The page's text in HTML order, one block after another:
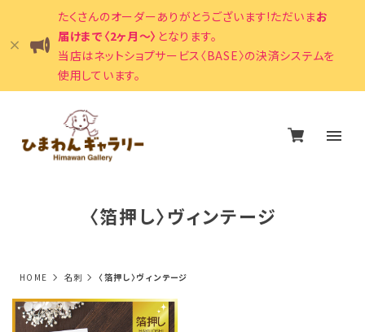
たくさんのオーダーありがとうございます!ただいまお
届けまで〈2ヶ月〜〉 となります。
当店はネットショプサービス〈BASE〉の決済システムを
使用しています。
〈箔押し〉ヴィンテージ
HOME 名刺 〈箔押し〉ヴィンテージ